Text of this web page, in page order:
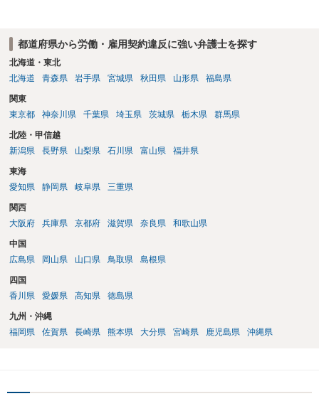
都道府県から労働・雇用契約違反に強い弁護士を探す
北海道・東北
北海道
青森県 岩手県 宮城県 秋田県 山形県 福島県
関東
東京都
神奈川県 千葉県 埼玉県 茨城県 栃木県 群馬県
北陸・甲信越
新潟県
長野県 山梨県 石川県 富山県 福井県
東海
愛知県
静岡県 岐阜県 三重県
関西
大阪府
兵庫県 京都府 滋賀県 奈良県 和歌山県
中国
広島県
岡山県 山口県 鳥取県 島根県
四国
香川県
愛媛県 高知県 徳島県
九州・沖縄
福岡県
佐賀県 長崎県 熊本県 大分県 宮崎県 鹿児島県 沖縄県